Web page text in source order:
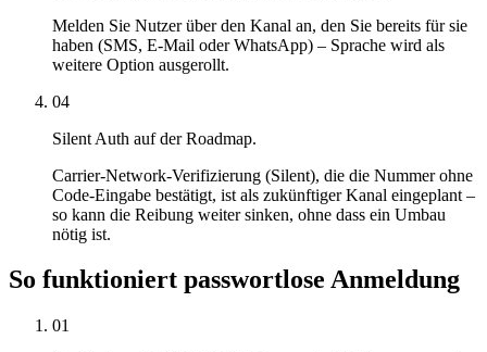
Melden Sie Nutzer über den Kanal an, den Sie bereits für sie
haben (SMS, E-Mail oder WhatsApp) – Sprache wird als
weitere Option ausgerollt.
04
Silent Auth auf der Roadmap.
Carrier-Network-Verifizierung (Silent), die die Nummer ohne
Code-Eingabe bestätigt, ist als zukünftiger Kanal eingeplant –
so kann die Reibung weiter sinken, ohne dass ein Umbau
nötig ist.
So funktioniert passwortlose Anmeldung
01